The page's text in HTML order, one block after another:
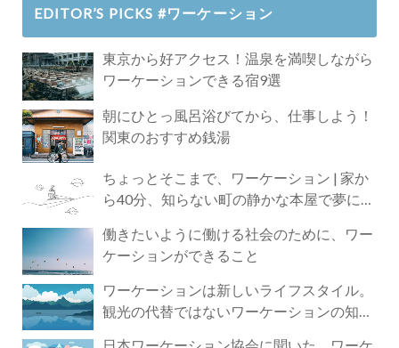
EDITOR’S PICKS #ワーケーション
東京から好アクセス！温泉を満喫しながら
ワーケーションできる宿9選
朝にひとっ風呂浴びてから、仕事しよう！
関東のおすすめ銭湯
ちょっとそこまで、ワーケーション | 家か
ら40分、知らない町の静かな本屋で夢に近
働きたいように働ける社会のために、ワー
ケーションができること
ワーケーションは新しいライフスタイル。
観光の代替ではないワーケーションの知ら